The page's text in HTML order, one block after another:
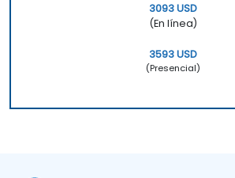
3093 USD
(En línea)
3593 USD
(Presencial)